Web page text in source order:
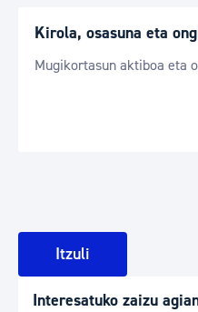
Kirola, osasuna eta
Mugikortasun aktiboa eta
Itzuli
Interesatuko zaizu